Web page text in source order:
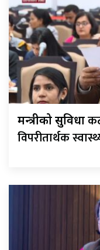
मन्त्रीको सुविधा
विपरीतार्थक